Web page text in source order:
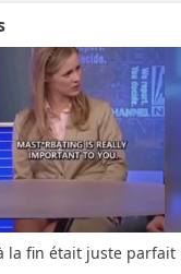
la fin était juste parfait